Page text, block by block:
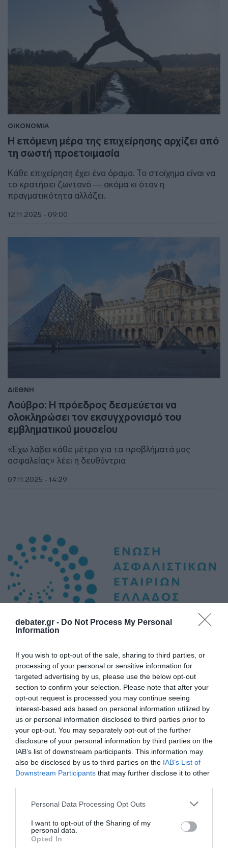
debater.gr - Do Not Process My Personal
Information
If you wish to opt-out of the sale, sharing to third parties, or
processing of your personal or sensitive information for
targeted advertising by us, please use the below opt-out
section to confirm your selection. Please note that after your
opt-out request is processed you may continue seeing
interest-based ads based on personal information utilized by
us or personal information disclosed to third parties prior to
your opt-out. You may separately opt-out of the further
disclosure of your personal information by third parties on the
IAB’s list of downstream participants. This information may
also be disclosed by us to third parties on the IAB’s List of
Downstream Participants that may further disclose it to other
Please note that this website/app uses one or more Google
not limited to your visit or usage behaviour. You may click to
grant or deny consent to Google and its third-party tags to
use your data for below specified purposes in below Google
Personal Data Processing Opt Outs
I want to opt-out of the Sharing of my
personal data.
Opted In
ΟΙΚΟΝΟΜΙΑ
Η επόμενη μέρα της επιχείρησης αρχίζει από
τη σωστή προετοιμασία
Κάθε επιχείρηση έχει ένα όραμα. Το στοίχημα είναι να
το κρατήσει ζωντανό — ακόμα κι όταν η
πραγματικότητα αλλάζει.
12.11.2025 - 09:00
ΔΙΕΘΝΗ
Λούβρο: Η πρόεδρος δεσμεύεται να
ολοκληρώσει τον εκσυγχρονισμό του
εμβληματικού μουσείου
«Έχω λάβει κάθε μέτρο για τα προβλήματά μας
ασφαλείας» λέει η δευθύντρια
07.11.2025 - 14:29
ΕΛΛΑΔΑ
Έρευνα ΕΑΕΕ: Εξέλιξη ποσοστού πλήθους
ασφαλιστηρίων συμβολαίων οχημάτων με
κάλυψη φυσικών καταστροφών
Για την έρευνα ελήφθησαν στοιχεία από 29
ασφαλιστικές επιχειρήσεις
06.11.2025 - 16:46